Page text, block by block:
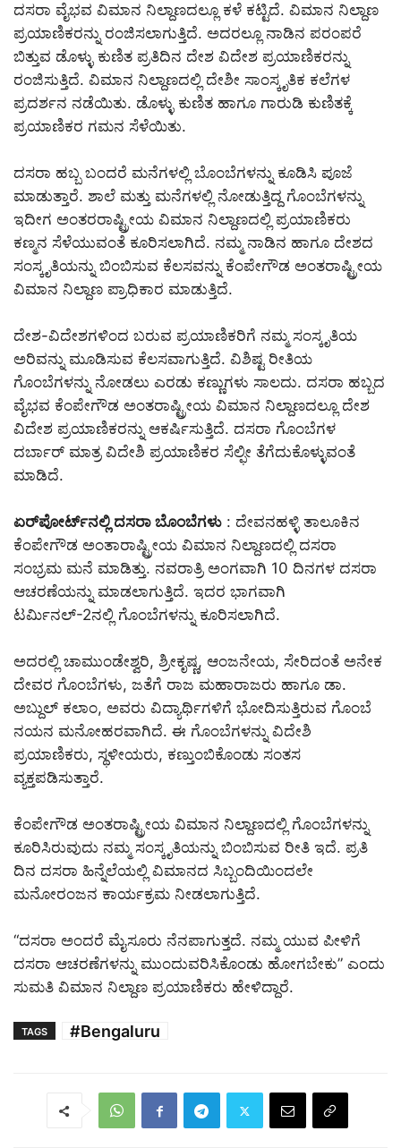
ದಸರಾ ವೈಭವ ವಿಮಾನ ನಿಲ್ದಾಣದಲ್ಲೂ ಕಳೆ ಕಟ್ಟಿದೆ. ವಿಮಾನ ನಿಲ್ದಾಣ
ಪ್ರಯಾಣಿಕರನ್ನು ರಂಜಿಸಲಾಗುತ್ತಿದೆ. ಅದರಲ್ಲೂ ನಾಡಿನ ಪರಂಪರೆ
ಬಿತ್ತುವ ಡೊಳ್ಳು ಕುಣಿತ ಪ್ರತಿದಿನ ದೇಶ ವಿದೇಶ ಪ್ರಯಾಣಿಕರನ್ನು
ರಂಜಿಸುತ್ತಿದೆ. ವಿಮಾನ ನಿಲ್ದಾಣದಲ್ಲಿ ದೇಶೀ ಸಾಂಸ್ಕೃತಿಕ ಕಲೆಗಳ
ಪ್ರದರ್ಶನ ನಡೆಯಿತು. ಡೊಳ್ಳು ಕುಣಿತ ಹಾಗೂ ಗಾರುಡಿ ಕುಣಿತಕ್ಕೆ
ಪ್ರಯಾಣಿಕರ ಗಮನ ಸೆಳೆಯಿತು.
ದಸರಾ ಹಬ್ಬ ಬಂದರೆ ಮನೆಗಳಲ್ಲಿ ಬೊಂಬೆಗಳನ್ನು ಕೂಡಿಸಿ ಪೂಜೆ
ಮಾಡುತ್ತಾರೆ. ಶಾಲೆ ಮತ್ತು ಮನೆಗಳಲ್ಲಿ ನೋಡುತ್ತಿದ್ದ ಗೊಂಬೆಗಳನ್ನು
ಇದೀಗ ಅಂತರರಾಷ್ಟ್ರೀಯ ವಿಮಾನ ನಿಲ್ದಾಣದಲ್ಲಿ ಪ್ರಯಾಣಿಕರು
ಕಣ್ಮನ ಸೆಳೆಯುವಂತೆ ಕೂರಿಸಲಾಗಿದೆ. ನಮ್ಮ ನಾಡಿನ ಹಾಗೂ ದೇಶದ
ಸಂಸ್ಕೃತಿಯನ್ನು ಬಿಂಬಿಸುವ ಕೆಲಸವನ್ನು ಕೆಂಪೇಗೌಡ ಅಂತರಾಷ್ಟ್ರೀಯ
ವಿಮಾನ ನಿಲ್ದಾಣ ಪ್ರಾಧಿಕಾರ ಮಾಡುತ್ತಿದೆ.
ದೇಶ-ವಿದೇಶಗಳಿಂದ ಬರುವ ಪ್ರಯಾಣಿಕರಿಗೆ ನಮ್ಮ ಸಂಸ್ಕೃತಿಯ
ಅರಿವನ್ನು ಮೂಡಿಸುವ ಕೆಲಸವಾಗುತ್ತಿದೆ. ವಿಶಿಷ್ಟ ರೀತಿಯ
ಗೊಂಬೆಗಳನ್ನು ನೋಡಲು ಎರಡು ಕಣ್ಣುಗಳು ಸಾಲದು. ದಸರಾ ಹಬ್ಬದ
ವೈಭವ ಕೆಂಪೇಗೌಡ ಅಂತರಾಷ್ಟ್ರೀಯ ವಿಮಾನ ನಿಲ್ದಾಣದಲ್ಲೂ ದೇಶ
ವಿದೇಶ ಪ್ರಯಾಣಿಕರನ್ನು ಆಕರ್ಷಿಸುತ್ತಿದೆ. ದಸರಾ ಗೊಂಬೆಗಳ
ದರ್ಬಾರ್ ಮಾತ್ರ ವಿದೇಶಿ ಪ್ರಯಾಣಿಕರ ಸೆಲ್ಫೀ ತೆಗೆದುಕೊಳ್ಳುವಂತೆ
ಮಾಡಿದೆ.
ಏರ್‌ಪೋರ್ಟ್‌ನಲ್ಲಿ ದಸರಾ ಬೊಂಬೆಗಳು : ದೇವನಹಳ್ಳಿ ತಾಲೂಕಿನ
ಕೆಂಪೇಗೌಡ ಅಂತಾರಾಷ್ಟ್ರೀಯ ವಿಮಾನ ನಿಲ್ದಾಣದಲ್ಲಿ ದಸರಾ
ಸಂಭ್ರಮ ಮನೆ ಮಾಡಿತ್ತು. ನವರಾತ್ರಿ ಅಂಗವಾಗಿ 10 ದಿನಗಳ ದಸರಾ
ಆಚರಣೆಯನ್ನು ಮಾಡಲಾಗುತ್ತಿದೆ. ಇದರ ಭಾಗವಾಗಿ
ಟರ್ಮಿನಲ್-2ನಲ್ಲಿ ಗೊಂಬೆಗಳನ್ನು ಕೂರಿಸಲಾಗಿದೆ.
ಅದರಲ್ಲಿ ಚಾಮುಂಡೇಶ್ವರಿ, ಶ್ರೀಕೃಷ್ಣ, ಆಂಜನೇಯ, ಸೇರಿದಂತೆ ಅನೇಕ
ದೇವರ ಗೊಂಬೆಗಳು, ಜತೆಗೆ ರಾಜ ಮಹಾರಾಜರು ಹಾಗೂ ಡಾ.
ಅಬ್ದುಲ್ ಕಲಾಂ, ಅವರು ವಿದ್ಯಾರ್ಥಿಗಳಿಗೆ ಭೋದಿಸುತ್ತಿರುವ ಗೊಂಬೆ
ನಯನ ಮನೋಹರವಾಗಿದೆ. ಈ ಗೊಂಬೆಗಳನ್ನು ವಿದೇಶಿ
ಪ್ರಯಾಣಿಕರು, ಸ್ಥಳೀಯರು, ಕಣ್ತುಂಬಿಕೊಂಡು ಸಂತಸ
ವ್ಯಕ್ತಪಡಿಸುತ್ತಾರೆ.
ಕೆಂಪೇಗೌಡ ಅಂತರಾಷ್ಟ್ರೀಯ ವಿಮಾನ ನಿಲ್ದಾಣದಲ್ಲಿ ಗೊಂಬೆಗಳನ್ನು
ಕೂರಿಸಿರುವುದು ನಮ್ಮ ಸಂಸ್ಕೃತಿಯನ್ನು ಬಿಂಬಿಸುವ ರೀತಿ ಇದೆ. ಪ್ರತಿ
ದಿನ ದಸರಾ ಹಿನ್ನೆಲೆಯಲ್ಲಿ ವಿಮಾನದ ಸಿಬ್ಬಂದಿಯಿಂದಲೇ
ಮನೋರಂಜನ ಕಾರ್ಯಕ್ರಮ ನೀಡಲಾಗುತ್ತಿದೆ.
“ದಸರಾ ಅಂದರೆ ಮೈಸೂರು ನೆನಪಾಗುತ್ತದೆ. ನಮ್ಮ ಯುವ ಪೀಳಿಗೆ
ದಸರಾ ಆಚರಣೆಗಳನ್ನು ಮುಂದುವರಿಸಿಕೊಂಡು ಹೋಗಬೇಕು” ಎಂದು
ಸುಮತಿ ವಿಮಾನ ನಿಲ್ದಾಣ ಪ್ರಯಾಣಿಕರು ಹೇಳಿದ್ದಾರೆ.
TAGS #Bengaluru